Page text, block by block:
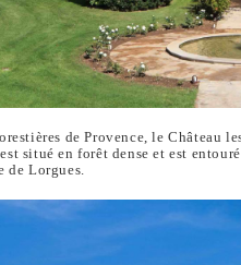
de Provence, le Château
situé en forêt dense et est
de Lorgues.